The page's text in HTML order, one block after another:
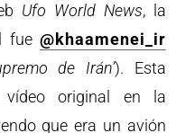
Ufo World News, la
fue @khaamenei_ir
de Irán’). Esta
vídeo original en la
que era un avión